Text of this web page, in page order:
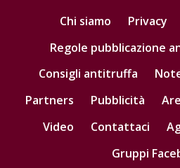
Chi siamo Privacy
Regole pubblicazione
Consigli antitruffa
Partners
Pubblicità
Video
Contattaci
Gruppi